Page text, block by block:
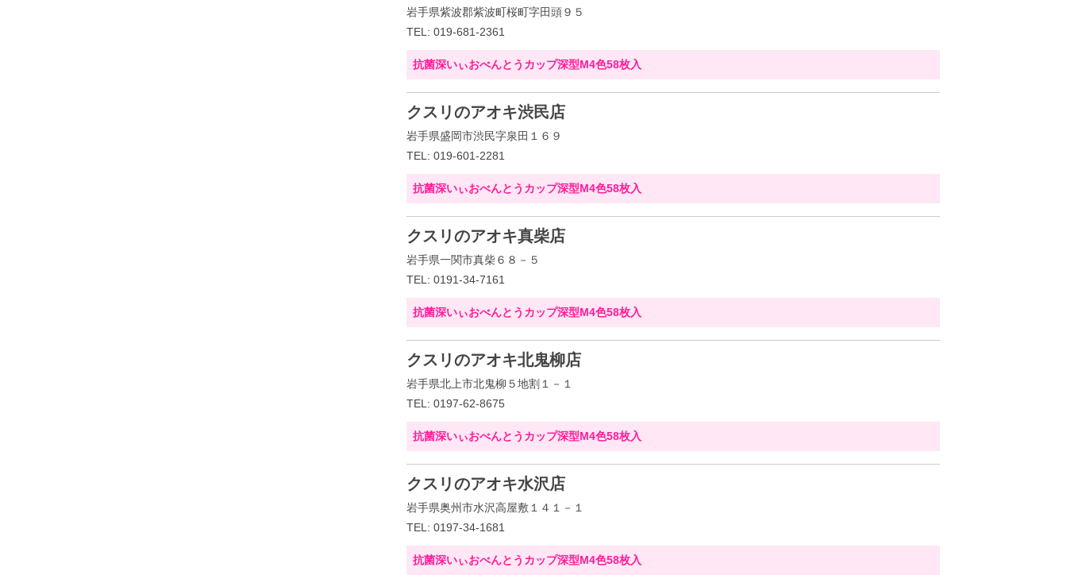
岩手県紫波郡紫波町桜町字田頭９５
TEL: 019-681-2361
抗菌深いぃおべんとうカップ深型M4色58枚入
クスリのアオキ渋民店
岩手県盛岡市渋民字泉田１６９
TEL: 019-601-2281
抗菌深いぃおべんとうカップ深型M4色58枚入
クスリのアオキ真柴店
岩手県一関市真柴６８－５
TEL: 0191-34-7161
抗菌深いぃおべんとうカップ深型M4色58枚入
クスリのアオキ北鬼柳店
岩手県北上市北鬼柳５地割１－１
TEL: 0197-62-8675
抗菌深いぃおべんとうカップ深型M4色58枚入
クスリのアオキ水沢店
岩手県奥州市水沢高屋敷１４１－１
TEL: 0197-34-1681
抗菌深いぃおべんとうカップ深型M4色58枚入